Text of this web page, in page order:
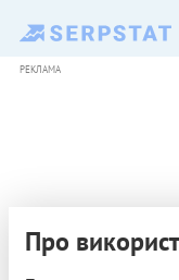
РЕКЛАМА
Про